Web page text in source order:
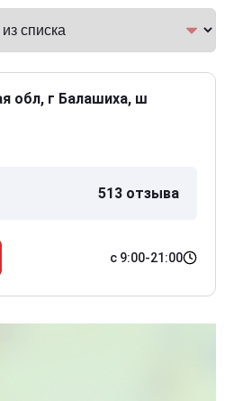
обл, г Балашиха, ш
513 отзыва
с 9:00-21:00